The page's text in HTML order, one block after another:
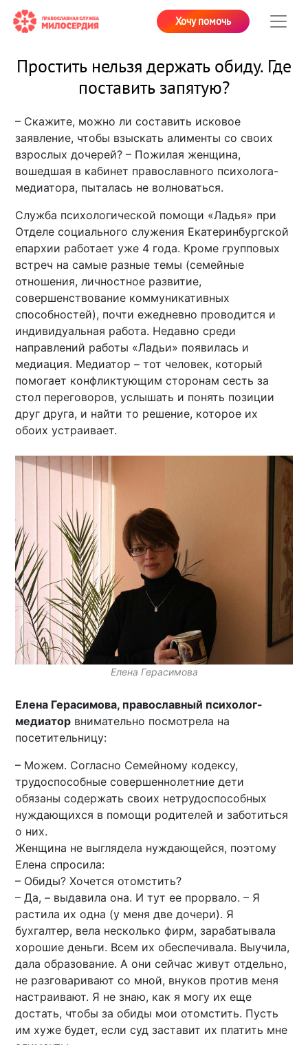
Хочу помочь
Простить нельзя держать обиду. Где
поставить запятую?
– Скажите, можно ли составить исковое
заявление, чтобы взыскать алименты со своих
взрослых дочерей? – Пожилая женщина,
вошедшая в кабинет православного психолога-
медиатора, пыталась не волноваться.
Служба психологической помощи «Ладья» при
Отделе социального служения Екатеринбургской
епархии работает уже 4 года. Кроме групповых
встреч на самые разные темы (семейные
отношения, личностное развитие,
совершенствование коммуникативных
способностей), почти ежедневно проводится и
индивидуальная работа. Недавно среди
направлений работы «Ладьи» появилась и
медиация. Медиатор – тот человек, который
помогает конфликтующим сторонам сесть за
стол переговоров, услышать и понять позиции
друг друга, и найти то решение, которое их
обоих устраивает.
Елена Герасимова
Елена Герасимова, православный психолог-
медиатор внимательно посмотрела на
посетительницу:
– Можем. Согласно Семейному кодексу,
трудоспособные совершеннолетние дети
обязаны содержать своих нетрудоспособных
нуждающихся в помощи родителей и заботиться
о них.
Женщина не выглядела нуждающейся, поэтому
Елена спросила:
– Обиды? Хочется отомстить?
– Да, – выдавила она. И тут ее прорвало. – Я
растила их одна (у меня две дочери). Я
бухгалтер, вела несколько фирм, зарабатывала
хорошие деньги. Всем их обеспечивала. Выучила,
дала образование. А они сейчас живут отдельно,
не разговаривают со мной, внуков против меня
настраивают. Я не знаю, как я могу их еще
достать, чтобы за обиды мои отомстить. Пусть
им хуже будет, если суд заставит их платить мне